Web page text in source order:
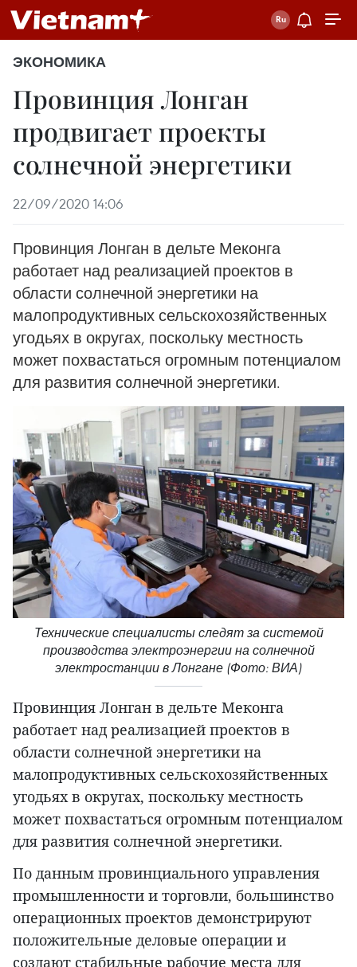
ЭКОНОМИКА
Провинция Лонган
продвигает проекты
солнечной энергетики
22/09/2020 14:06
Провинция Лонган в дельте Меконга
работает над реализацией проектов в
области солнечной энергетики на
малопродуктивных сельскохозяйственных
угодьях в округах, поскольку местность
может похвастаться огромным потенциалом
для развития солнечной энергетики.
Технические специалисты следят за системой
производства электроэнергии на солнечной
электростанции в Лонгане (Фото: ВИА)
Провинция Лонган в дельте Меконга
работает над реализацией проектов в
области солнечной энергетики на
малопродуктивных сельскохозяйственных
угодьях в округах, поскольку местность
может похвастаться огромным потенциалом
для развития солнечной энергетики.
По данным провинциального управления
промышленности и торговли, большинство
операционных проектов демонстрируют
положительные деловые операции и
создают стабильные рабочие места для